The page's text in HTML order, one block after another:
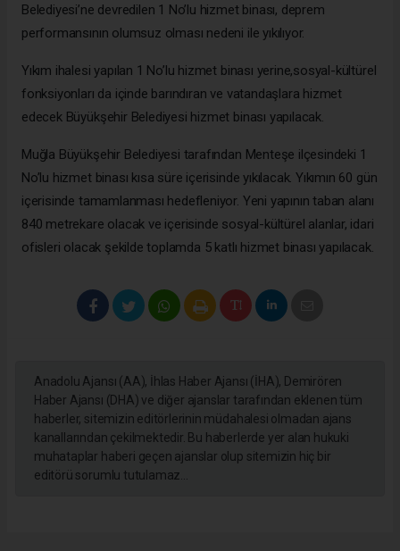
Belediyesi’ne devredilen 1 No’lu hizmet binası, deprem
performansının olumsuz olması nedeni ile yıkılıyor.
Yıkım ihalesi yapılan 1 No’lu hizmet binası yerine,sosyal-kültürel
fonksiyonları da içinde barındıran ve vatandaşlara hizmet
edecek Büyükşehir Belediyesi hizmet binası yapılacak.
Muğla Büyükşehir Belediyesi tarafından Menteşe ilçesindeki 1
No’lu hizmet binası kısa süre içerisinde yıkılacak. Yıkımın 60 gün
içerisinde tamamlanması hedefleniyor. Yeni yapının taban alanı
840 metrekare olacak ve içerisinde sosyal-kültürel alanlar, idari
ofisleri olacak şekilde toplamda 5 katlı hizmet binası yapılacak.
Anadolu Ajansı (AA), İhlas Haber Ajansı (İHA), Demirören
Haber Ajansı (DHA) ve diğer ajanslar tarafından eklenen tüm
haberler, sitemizin editörlerinin müdahalesi olmadan ajans
kanallarından çekilmektedir. Bu haberlerde yer alan hukuki
muhataplar haberi geçen ajanslar olup sitemizin hiç bir
editörü sorumlu tutulamaz...